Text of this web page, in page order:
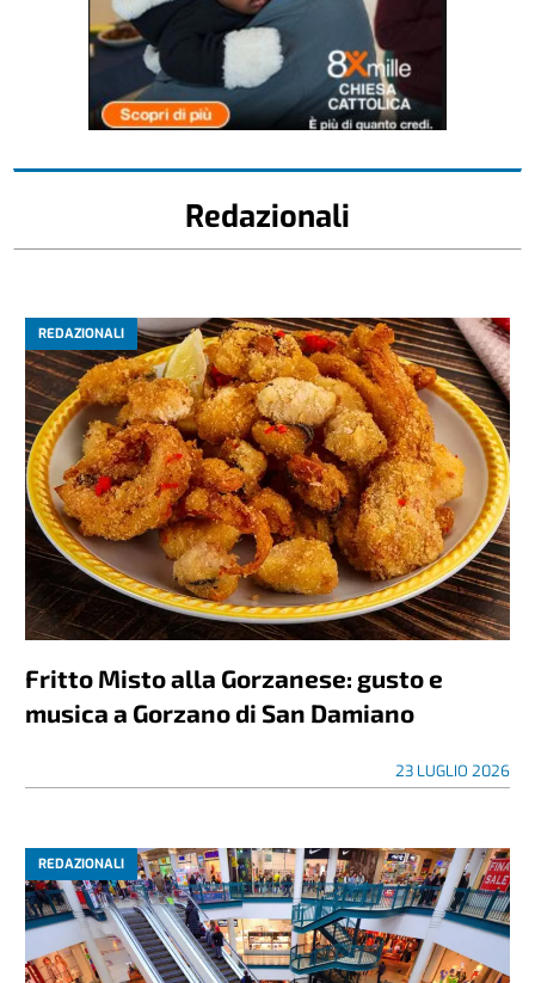
Redazionali
REDAZIONALI
Fritto Misto alla Gorzanese: gusto e
musica a Gorzano di San Damiano
23 LUGLIO 2026
REDAZIONALI